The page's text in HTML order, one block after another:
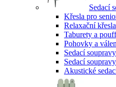
Sedací
Křesla pro
Relaxační křesla
Taburety a
Pohovky a
Sedací
Sedací
Akustické